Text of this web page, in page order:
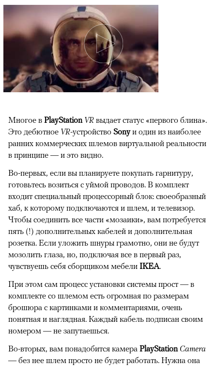
Многое в PlayStation VR выдает статус «первого блина».
Это дебютное VR-устройство Sonyи один из наиболее
ранних коммерческих шлемов виртуальной реальности
в принципе — и это видно.
Во-первых, если вы планируете покупать гарнитуру,
готовьтесь возиться с уймой проводов. В комплект
входит специальный процессорный блок: своеобразный
хаб, к которому подключаются и шлем, и телевизор.
Чтобы соединить все части «мозаики», вам потребуется
пять (!) дополнительных кабелей и дополнительная
розетка. Если уложить шнуры грамотно, они не будут
мозолить глаза, но, подключая все в первый раз,
чувствуешь себя сборщиком мебели IKEA.
При этом сам процесс установки системы прост — в
комплекте со шлемом есть огромная по размерам
брошюра с картинками и комментариями, очень
понятная и наглядная. Каждый кабель подписан своим
номером — не запутаешься.
Во-вторых, вам понадобится камера PlayStation Camera
— без нее шлем просто не будет работать. Нужна она